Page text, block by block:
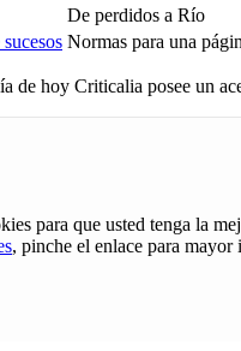
De perdidos a Río
Normas para una
de hoy Criticalia posee un
para que usted tenga la
, pinche el enlace para mayor